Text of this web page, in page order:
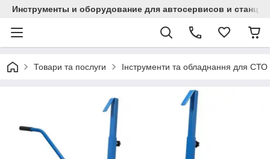
Инструменты и оборудование для автосервисов и
Товари та послуги Інструменти та обладнання для СТО